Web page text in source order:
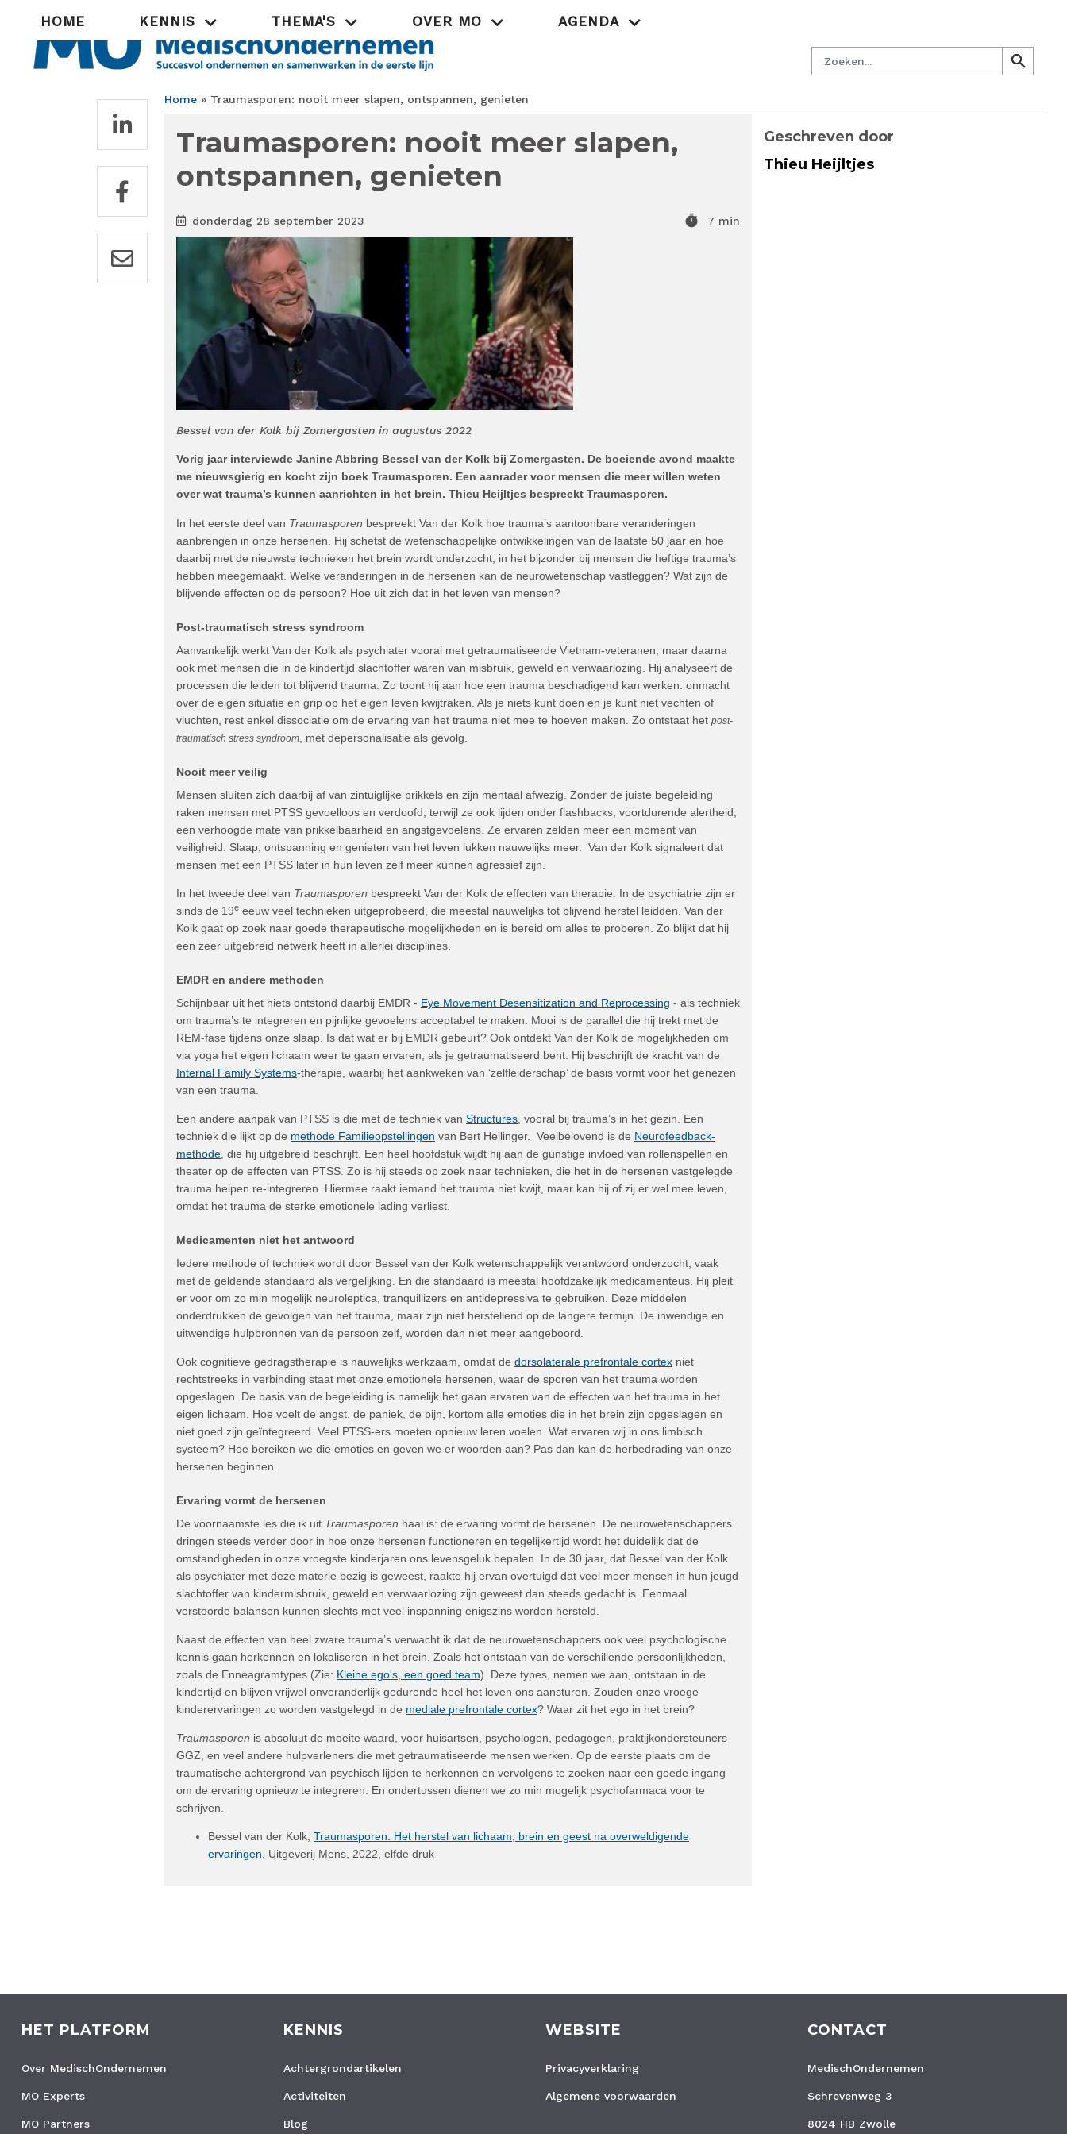
Zoeken
search
search
Hoofdnavigatie
HOME KENNIS THEMA'S OVER MO AGENDA
Home Traumasporen: nooit meer slapen, ontspannen, genieten
Traumasporen: nooit meer slapen,
ontspannen, genieten
donderdag 28 september 2023 timer 7 min
Bessel van der Kolk bij Zomergasten in augustus 2022
Vorig jaar interviewde Janine Abbring Bessel van der Kolk bij Zomergasten. De boeiende avond maakte
me nieuwsgierig en kocht zijn boek Traumasporen. Een aanrader voor mensen die meer willen weten
over wat trauma’s kunnen aanrichten in het brein. Thieu Heijltjes bespreekt Traumasporen.
In het eerste deel van Traumasporen bespreekt Van der Kolk hoe trauma’s aantoonbare veranderingen
aanbrengen in onze hersenen. Hij schetst de wetenschappelijke ontwikkelingen van de laatste 50 jaar en hoe
daarbij met de nieuwste technieken het brein wordt onderzocht, in het bijzonder bij mensen die heftige trauma’s
hebben meegemaakt. Welke veranderingen in de hersenen kan de neurowetenschap vastleggen? Wat zijn de
blijvende effecten op de persoon? Hoe uit zich dat in het leven van mensen?
Post-traumatisch stress syndroom
Aanvankelijk werkt Van der Kolk als psychiater vooral met getraumatiseerde Vietnam-veteranen, maar daarna
ook met mensen die in de kindertijd slachtoffer waren van misbruik, geweld en verwaarlozing. Hij analyseert de
processen die leiden tot blijvend trauma. Zo toont hij aan hoe een trauma beschadigend kan werken: onmacht
over de eigen situatie en grip op het eigen leven kwijtraken. Als je niets kunt doen en je kunt niet vechten of
vluchten, rest enkel dissociatie om de ervaring van het trauma niet mee te hoeven maken. Zo ontstaat het post-
traumatisch stress syndroom , met depersonalisatie als gevolg.
Nooit meer veilig
Mensen sluiten zich daarbij af van zintuiglijke prikkels en zijn mentaal afwezig. Zonder de juiste begeleiding
raken mensen met PTSS gevoelloos en verdoofd, terwijl ze ook lijden onder flashbacks, voortdurende alertheid,
een verhoogde mate van prikkelbaarheid en angstgevoelens. Ze ervaren zelden meer een moment van
veiligheid. Slaap, ontspanning en genieten van het leven lukken nauwelijks meer. Van der Kolk signaleert dat
mensen met een PTSS later in hun leven zelf meer kunnen agressief zijn.
In het tweede deel van Traumasporen bespreekt Van der Kolk de effecten van therapie. In de psychiatrie zijn er
sinds de 19e eeuw veel technieken uitgeprobeerd, die meestal nauwelijks tot blijvend herstel leidden. Van der
Kolk gaat op zoek naar goede therapeutische mogelijkheden en is bereid om alles te proberen. Zo blijkt dat hij
een zeer uitgebreid netwerk heeft in allerlei disciplines.
EMDR en andere methoden
Schijnbaar uit het niets ontstond daarbij EMDR - Eye Movement Desensitization and Reprocessing - als techniek
om trauma’s te integreren en pijnlijke gevoelens acceptabel te maken. Mooi is de parallel die hij trekt met de
REM-fase tijdens onze slaap. Is dat wat er bij EMDR gebeurt? Ook ontdekt Van der Kolk de mogelijkheden om
via yoga het eigen lichaam weer te gaan ervaren, als je getraumatiseerd bent. Hij beschrijft de kracht van de
Internal Family Systems-therapie, waarbij het aankweken van ‘zelfleiderschap’ de basis vormt voor het genezen
van een trauma.
Een andere aanpak van PTSS is die met de techniek van Structures , vooral bij trauma’s in het gezin. Een
techniek die lijkt op de methode Familieopstellingen van Bert Hellinger. Veelbelovend is de Neurofeedback-
methode , die hij uitgebreid beschrijft. Een heel hoofdstuk wijdt hij aan de gunstige invloed van rollenspellen en
theater op de effecten van PTSS. Zo is hij steeds op zoek naar technieken, die het in de hersenen vastgelegde
trauma helpen re-integreren. Hiermee raakt iemand het trauma niet kwijt, maar kan hij of zij er wel mee leven,
omdat het trauma de sterke emotionele lading verliest.
Medicamenten niet het antwoord
Iedere methode of techniek wordt door Bessel van der Kolk wetenschappelijk verantwoord onderzocht, vaak
met de geldende standaard als vergelijking. En die standaard is meestal hoofdzakelijk medicamenteus. Hij pleit
er voor om zo min mogelijk neuroleptica, tranquillizers en antidepressiva te gebruiken. Deze middelen
onderdrukken de gevolgen van het trauma, maar zijn niet herstellend op de langere termijn. De inwendige en
uitwendige hulpbronnen van de persoon zelf, worden dan niet meer aangeboord.
Ook cognitieve gedragstherapie is nauwelijks werkzaam, omdat de dorsolaterale prefrontale cortex niet
rechtstreeks in verbinding staat met onze emotionele hersenen, waar de sporen van het trauma worden
opgeslagen. De basis van de begeleiding is namelijk het gaan ervaren van de effecten van het trauma in het
eigen lichaam. Hoe voelt de angst, de paniek, de pijn, kortom alle emoties die in het brein zijn opgeslagen en
niet goed zijn geïntegreerd. Veel PTSS-ers moeten opnieuw leren voelen. Wat ervaren wij in ons limbisch
systeem? Hoe bereiken we die emoties en geven we er woorden aan? Pas dan kan de herbedrading van onze
hersenen beginnen.
Ervaring vormt de hersenen
De voornaamste les die ik uit Traumasporen haal is: de ervaring vormt de hersenen. De neurowetenschappers
dringen steeds verder door in hoe onze hersenen functioneren en tegelijkertijd wordt het duidelijk dat de
omstandigheden in onze vroegste kinderjaren ons levensgeluk bepalen. In de 30 jaar, dat Bessel van der Kolk
als psychiater met deze materie bezig is geweest, raakte hij ervan overtuigd dat veel meer mensen in hun jeugd
slachtoffer van kindermisbruik, geweld en verwaarlozing zijn geweest dan steeds gedacht is. Eenmaal
verstoorde balansen kunnen slechts met veel inspanning enigszins worden hersteld.
Naast de effecten van heel zware trauma’s verwacht ik dat de neurowetenschappers ook veel psychologische
kennis gaan herkennen en lokaliseren in het brein. Zoals het ontstaan van de verschillende persoonlijkheden,
zoals de Enneagramtypes (Zie: Kleine ego's, een goed team) . Deze types, nemen we aan, ontstaan in de
kindertijd en blijven vrijwel onveranderlijk gedurende heel het leven ons aansturen. Zouden onze vroege
kinderervaringen zo worden vastgelegd in de mediale prefrontale cortex? Waar zit het ego in het brein?
Traumasporen is absoluut de moeite waard, voor huisartsen, psychologen, pedagogen, praktijkondersteuners
GGZ, en veel andere hulpverleners die met getraumatiseerde mensen werken. Op de eerste plaats om de
traumatische achtergrond van psychisch lijden te herkennen en vervolgens te zoeken naar een goede ingang
om de ervaring opnieuw te integreren. En ondertussen dienen we zo min mogelijk psychofarmaca voor te
schrijven.
Bessel van der Kolk, Traumasporen. Het herstel van lichaam, brein en geest na overweldigende
ervaringen , Uitgeverij Mens, 2022, elfde druk
Geschreven door
Thieu Heijltjes
HET PLATFORM
Over MedischOndernemen
MO Experts
MO Partners
KENNIS
Achtergrondartikelen
Activiteiten
Blog
WEBSITE
Privacyverklaring
Algemene voorwaarden
CONTACT
MedischOndernemen
Schrevenweg 3
8024 HB Zwolle